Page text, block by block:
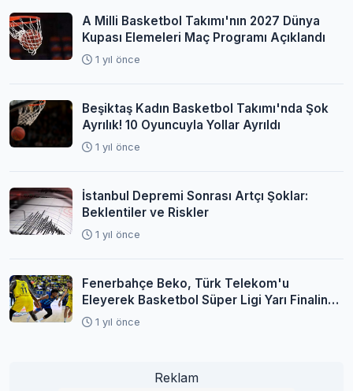
A Milli Basketbol Takımı'nın 2027 Dünya
Kupası Elemeleri Maç Programı Açıklandı
1 yıl önce
Beşiktaş Kadın Basketbol Takımı'nda Şok
Ayrılık! 10 Oyuncuyla Yollar Ayrıldı
1 yıl önce
İstanbul Depremi Sonrası Artçı Şoklar:
Beklentiler ve Riskler
1 yıl önce
Fenerbahçe Beko, Türk Telekom'u
Eleyerek Basketbol Süper Ligi Yarı Finaline
Yükseldi
1 yıl önce
Reklam